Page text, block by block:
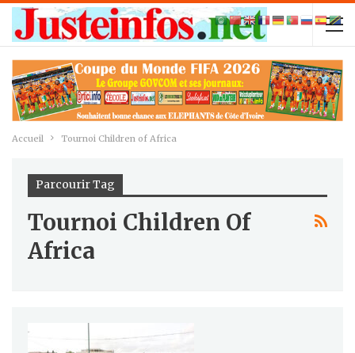
Accueil Tournoi Children of Africa
Parcourir Tag
Tournoi Children Of
Africa